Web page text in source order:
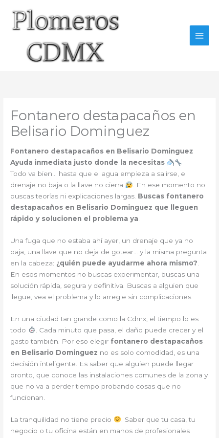
contenido
Fontanero destapacaños en
Belisario Dominguez
Fontanero destapacaños en Belisario Dominguez
Ayuda inmediata justo donde la necesitas
Todo va bien… hasta que el agua empieza a salirse, el
drenaje no baja o la llave no cierra
. En ese momento no
buscas teorías ni explicaciones largas. Buscas fontanero
destapacaños en Belisario Dominguez que lleguen
rápido y solucionen el problema ya.
Una fuga que no estaba ahí ayer, un drenaje que ya no
baja, una llave que no deja de gotear… y la misma pregunta
en la cabeza: ¿quién puede ayudarme ahora mismo?
En esos momentos no buscas experimentar, buscas una
solución rápida, segura y definitiva. Buscas a alguien que
llegue, vea el problema y lo arregle sin complicaciones.
En una ciudad tan grande como la Cdmx, el tiempo lo es
todo
. Cada minuto que pasa, el daño puede crecer y el
gasto también. Por eso elegir fontanero destapacaños
en Belisario Dominguez no es solo comodidad, es una
decisión inteligente. Es saber que alguien puede llegar
pronto, que conoce las instalaciones comunes de la zona y
que no va a perder tiempo probando cosas que no
funcionan.
La tranquilidad no tiene precio
. Saber que tu casa, tu
negocio o tu oficina están en manos de profesionales